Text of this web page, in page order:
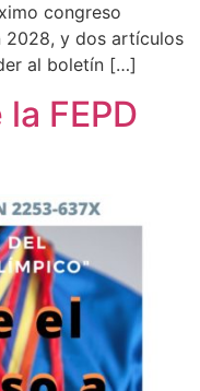
congreso
2028, y dos artículos
al boletín […]
FEPD